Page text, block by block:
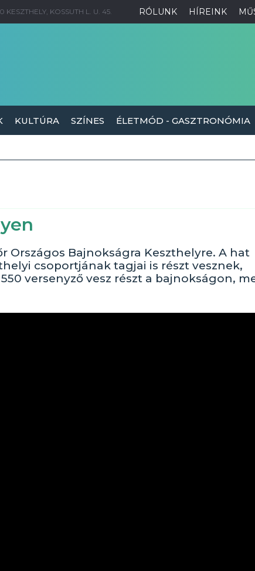
RÓLUNK HÍREINK
KESZTHELY, KOSSUTH L. U. 45.
KULTÚRA SZÍNES ÉLETMÓD - GASZTRONÓMIA
Országos Bajnokságra Keszthelyre. A hat
csoportjának tagjai is részt vesznek,
versenyző vesz részt a bajnokságon,